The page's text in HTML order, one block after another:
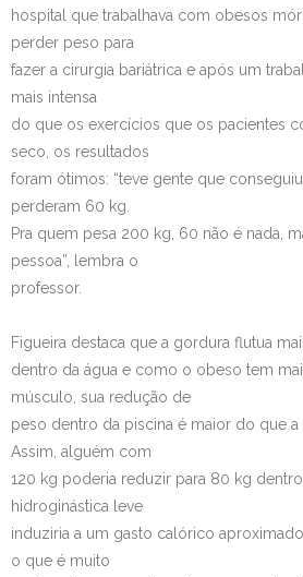
hospital que trabalhava com obesos
perder peso para
fazer a cirurgia bariátrica e após um
mais intensa
do que os exercícios que os pacientes
seco, os resultados
foram ótimos: “teve gente que
perderam 60 kg.
Pra quem pesa 200 kg, 60 não é nada,
pessoa”, lembra o
professor.
Figueira destaca que a gordura flutua
dentro da água e como o obeso tem
músculo, sua redução de
peso dentro da piscina é maior do que a
Assim, alguém com
120 kg poderia reduzir para 80 kg dentro
hidroginástica leve
induziria a um gasto calórico
o que é muito